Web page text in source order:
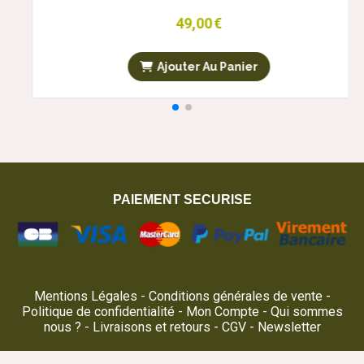
PAIEMENT SECURISE
Mentions Légales
Conditions générales de vente
Politique de confidentialité
Mon Compte
Qui sommes
nous ?
Livraisons et retours CGV Newsletter